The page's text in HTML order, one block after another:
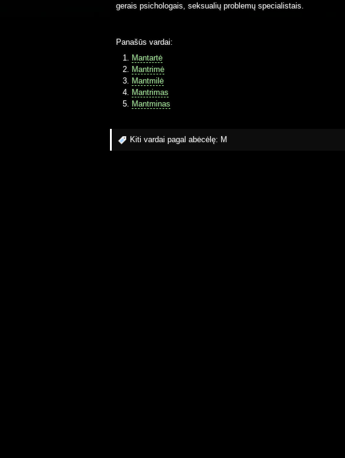
gerais psichologais, seksualių problemų specialistais.
Panašūs vardai:
Mantartė
Mantrimė
Mantmilė
Mantrimas
Mantminas
Kiti vardai pagal abėcėlę: M